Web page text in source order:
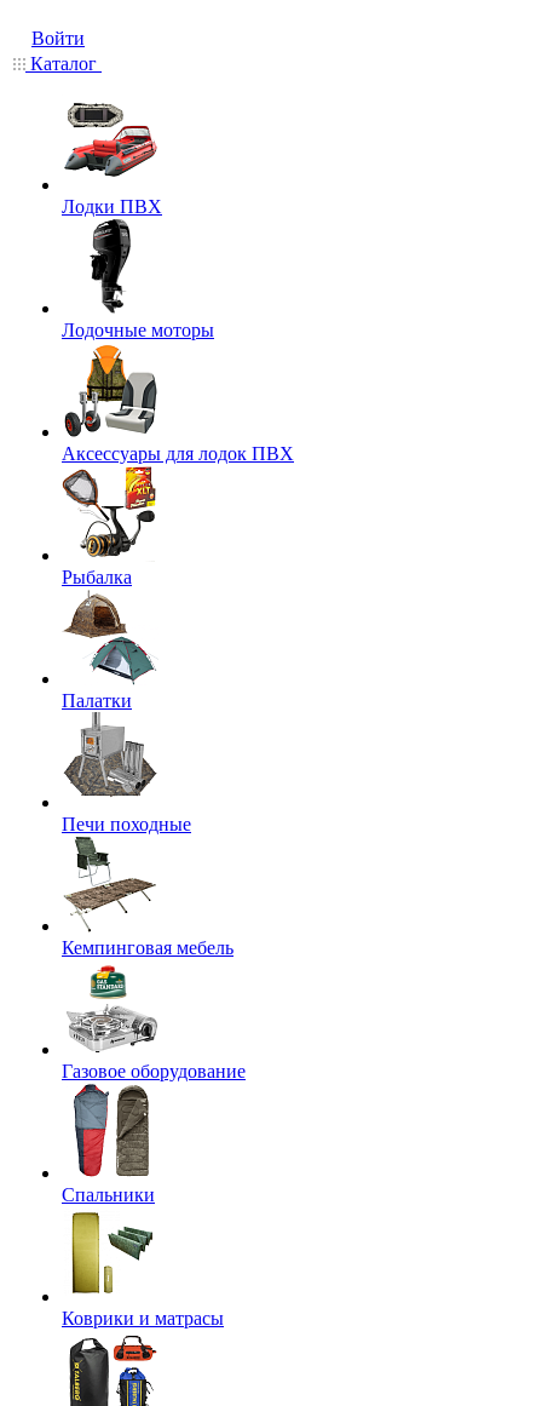
Войти
Каталог
Лодки ПВХ
Лодочные моторы
Аксессуары для лодок ПВХ
Рыбалка
Палатки
Печи походные
Кемпинговая мебель
Газовое оборудование
Спальники
Коврики и матрасы